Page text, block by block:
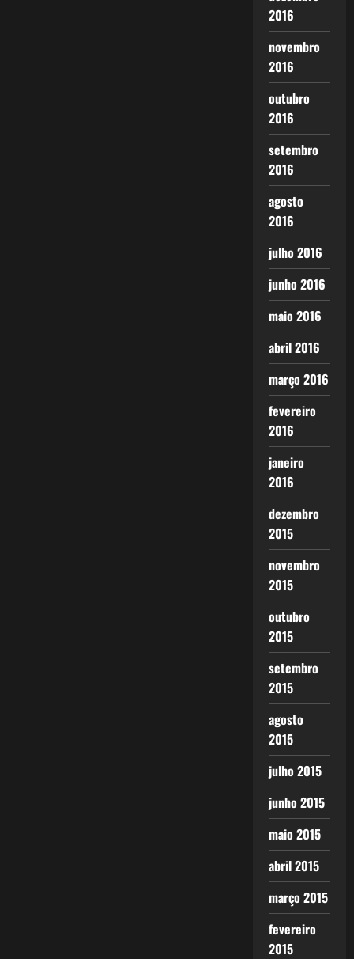
2016
novembro
2016
outubro
2016
setembro
2016
agosto
2016
julho 2016
junho 2016
maio 2016
abril 2016
março 2016
fevereiro
2016
janeiro
2016
dezembro
2015
novembro
2015
outubro
2015
setembro
2015
agosto
2015
julho 2015
junho 2015
maio 2015
abril 2015
março 2015
fevereiro
2015